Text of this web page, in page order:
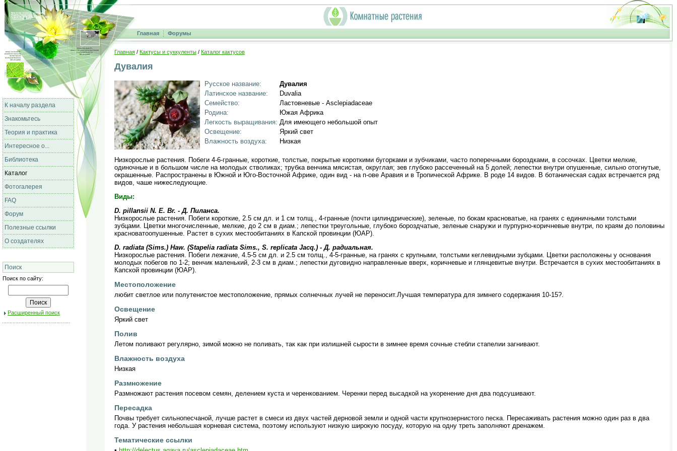
Главная Форумы
К началу раздела
Знакомьтесь
Теория и практика
Интересное о...
Библиотека
Каталог
Фотогалерея
FAQ
Форум
Полезные ссылки
О создателях
Поиск
Поиск по сайту:
Расширенный поиск
Главная / Кактусы и суккуленты / Каталог кактусов
Дувалия
Русское название:
Дувалия
Латинское название:
Duvalia
Семейство:
Ластовневые - Asclepiadaceae
Родина:
Южая Африка
Легкость выращивания: Для имеющего небольшой опыт
Освещение:
Яркий свет
Влажность воздуха:
Низкая
Низкорослые растения. Побеги 4-6-гранные, короткие, толстые, покрытые короткими бугорками и зубчиками, часто поперечными бороздками, в сосочках. Цветки мелкие,
одиночные и в большом числе на молодых стволиках; трубка венчика мясистая, округлая; зев глубоко рассеченный на 5 долей; лепестки внутри опушенные, сильно отогнутые,
окрашенные. Распространены в Южной и Юго-Восточной Африке, один вид - на п-ове Аравия и в Тропической Африке. В роде 14 видов. В ботаническая садах встречается ряд
видов, чаше нижеследующие.
Виды:
D. pillansii N. E. Br. - Д. Пиланса.
Низкорослые растения. Побеги короткие, 2.5 см дл. и 1 см толщ., 4-гранные (почти цилиндрические), зеленые, по бокам красноватые, на гранях с единичными толстыми
зубцами. Цветки многочисленные, мелкие, до 2 см в диам.; лепестки треугольные, глубоко бороздчатые, зеленые снаружи и пурпурно-коричневые внутри, по краям до половины
красноватоопушенные. Растет в сухих местообитаниях в Капской провинции (ЮАР).
D. radiata (Sims.) Haw. (Stapelia radiata Sims., S. replicata Jacq.) - Д. радиальная.
Низкорослые растения. Побеги лежачие, 4.5-5 см дл. и 2.5 см толщ., 4-5-гранные, на гранях с крупными, толстыми кеглевидными зубцами. Цветки расположены у основания
молодых побегов по 1-2; венчик маленький, 2-3 см в диам.; лепестки дуговидно направленные вверх, коричневые и глянцевитые внутри. Встречается в сухих местообитаниях в
Капской провинции (ЮАР).
Местоположение
любит светлое или полутенистое местоположение, прямых солнечных лучей не переносит.Лучшая температура для зимнего содержания 10-15?.
Освещение
Яркий свет
Полив
Летом поливают регулярно, зимой можно не поливать, так как при излишней сырости в зимнее время сочные стебли стапелии загнивают.
Влажность воздуха
Низкая
Размножение
Размножают растения посевом семян, делением куста и черенкованием. Черенки перед высадкой на укоренение дня два подсушивают.
Пересадка
Почвы требует сильнопесчаной, лучше растет в смеси из двух частей дерновой земли и одной части крупнозернистого песка. Пересаживать растения можно один раз в два
года. У растения небольшая корневая система, поэтому используют низкую широкую посуду, которую на одну треть заполняют дренажем.
Тематические ссылки